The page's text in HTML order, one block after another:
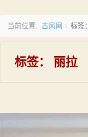
当前位置: 古风网 > 标签
标签： 丽拉